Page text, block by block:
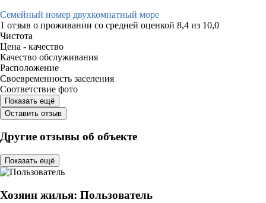
Семейный номер двухкомнатный море
1 отзыв о проживании со средней оценкой 8,4 из 10,0
Чистота
Цена - качество
Качество обслуживания
Расположение
Своевременность заселения
Соответствие фото
Показать ещё
Оставить отзыв
Другие отзывы об объекте
Показать ещё
Хозяин жилья: Пользователь